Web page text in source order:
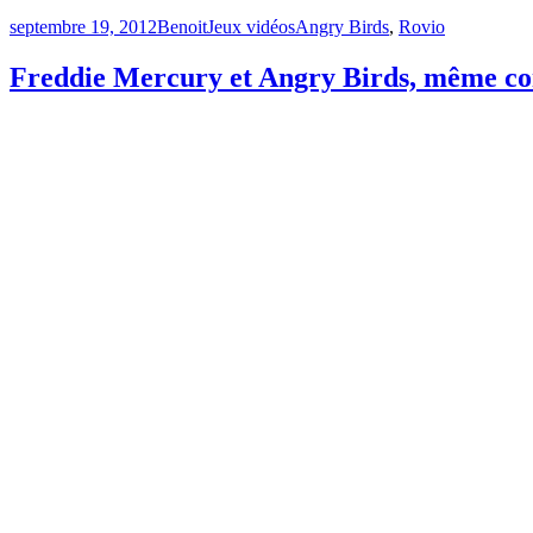
Publié
septembre 19, 2012BenoitCatégories
Jeux vidéosÉtiquettes
Angry Birds, Rovio
Freddie Mercury et Angry Birds, même